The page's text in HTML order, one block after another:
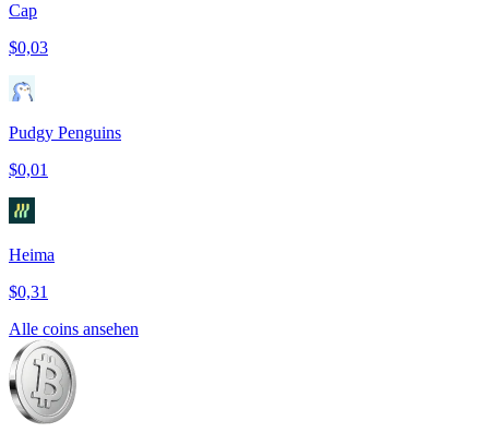
Cap
$0,03
Pudgy Penguins
$0,01
Heima
$0,31
Alle coins ansehen